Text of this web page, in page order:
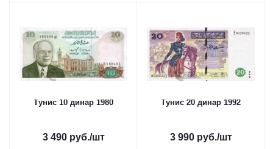
Тунис 10 динар 1980
3 490руб./шт
Тунис 20 динар 1992
3 990руб./шт